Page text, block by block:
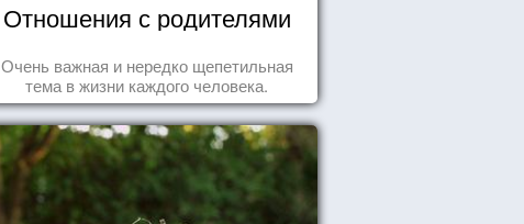
Отношения с родителями
Очень важная и нередко щепетильная
тема в жизни каждого человека.